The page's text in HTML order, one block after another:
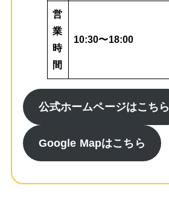
営
業
時
間
10:30〜18:00
公式ホームページはこちら
Google Mapはこちら